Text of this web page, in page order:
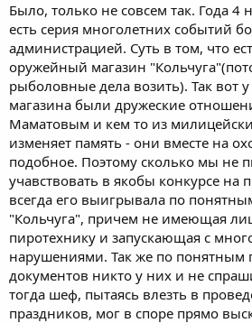
Было, только не совсем так. Года 4
есть серия многолетних событий
администрацией. Суть в том, что
оружейный магазин
рыболовные дела возить). Так вот у
магазина были дружеские
Маматовым и кем то из
изменяет память - они вместе на
подобное. Поэтому сколько мы не
учавствовать в якобы конкурсе на
всегда его выигрывала по
"Кольчуга", причем не имеющая
пиротехнику и запускающая с
нарушениями. Так же по понятным
документов никто у них и не
тогда шеф, пытаясь влезть в
праздников, мог в споре прямо